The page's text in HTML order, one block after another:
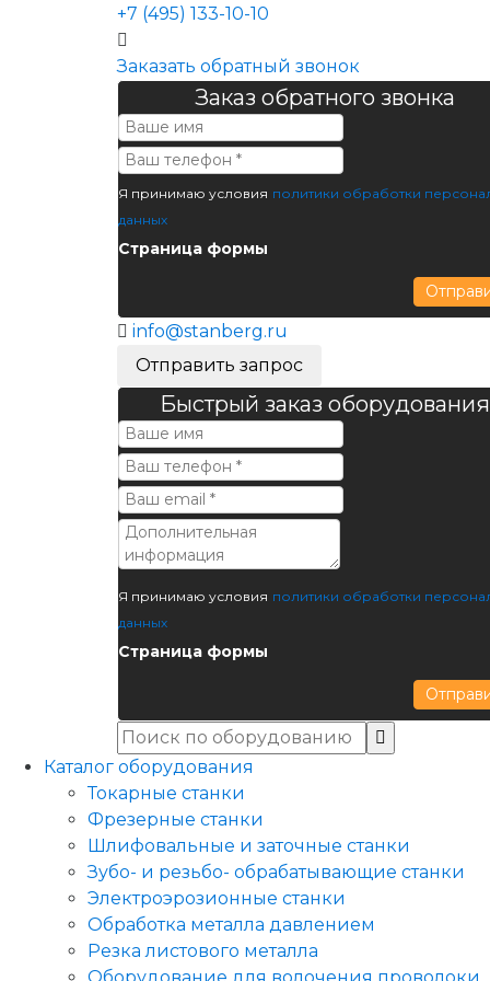
+7 (495) 133-10-10
Заказать обратный звонок
Заказ обратного звонка
Я принимаю условия политики обработки
данных
Страница формы
info@stanberg.ru
Отправить запрос
Быстрый заказ оборудования
Я принимаю условия политики обработки
данных
Страница формы
Каталог оборудования
Токарные станки
Фрезерные станки
Шлифовальные и заточные станки
Зубо- и резьбо- обрабатывающие станки
Электроэрозионные станки
Обработка металла давлением
Резка листового металла